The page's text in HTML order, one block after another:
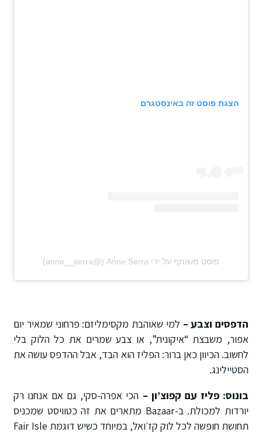
הצגת פוסט זה באינסטגרם
פוסט משותף על ידי ‏‎Anne Serra‎‏ (@‏‎anne__serra‎‏)
הדפסים וצבע – למי שאוהבת מקסימליזם: פרחוני שמאיר יום
אפור, משבצת “איקונית”, או צבע שמרים את כל הלוק בלי
לחשוב. הכיוון כאן ברור: הפליז הוא הבד, אבל ההדפס עושה את
הסטיילינג.
בונוס: פליז עם קפוצ’ון – הכי אפרה-סקי, גם אם אנחנו רק
יורדות למכולת. ב-Bazaar מתארים את זה כטוויסט שמכניס
תחושת חופשה לכל לוק קז׳ואל, במיוחד כשיש דוגמת Fair Isle